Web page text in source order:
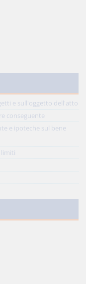
e sull'oggetto dell'atto
conseguente
e ipoteche sul bene
limiti